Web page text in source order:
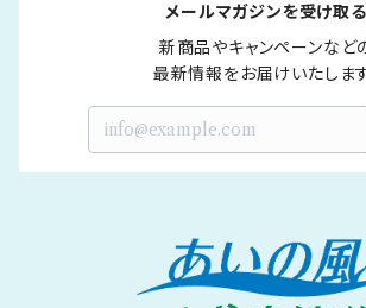
メールマガジンを受け取る
新商品やキャンペーンなど
最新情報をお届けいたします